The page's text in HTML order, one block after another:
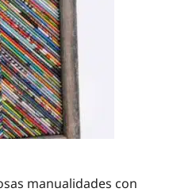
manualidades con